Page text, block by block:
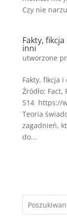
Czy nie
Fakty,
inni
utworzone
Fakty, fikcja
Źródło:
514 https://
Teoria
zagadnień,
do...